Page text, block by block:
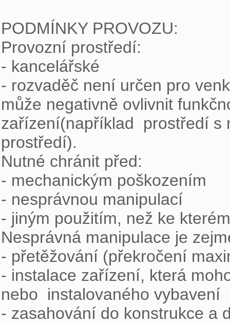
PODMÍNKY PROVOZU:
Provozní prostředí:
- kancelářské
- rozvaděč není určen pro
může negativně ovlivnit
zařízení(například  prostředí s
prostředí).
Nutné chránit před:
- mechanickým poškozením
- nesprávnou manipulací
- jiným použitím, než ke
Nesprávná manipulace je
- přetěžování (překročení
- instalace zařízení, která
nebo  instalovaného vybavení
- zasahování do konstrukce a